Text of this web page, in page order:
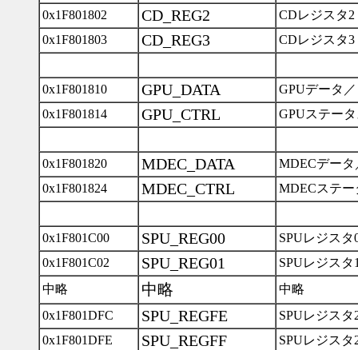
0x1F801802
CD_REG2
CDレジスタ2
0x1F801803
CD_REG3 CDレジスタ3
0x1F801810 GPU_DATA
GPUデータ
0x1F801814
GPU_CTRL GPUステー
0x1F801820 MDEC_DATA
MDECデー
0x1F801824
MDEC_CTRL MDECステ
0x1F801C00 SPU_REG00
SPUレジスタ
0x1F801C02
SPU_REG01
SPUレジスタ
中略
中略
中略
0x1F801DFC
SPU_REGFE
SPUレジスタ
0x1F801DFE
SPU_REGFF
SPUレジスタ